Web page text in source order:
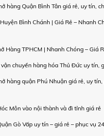
hàng Quận Bình Tân giá rẻ, uy tín,
Bình Chánh | Giá Rẻ – Nhanh
Hàng TPHCM | Nhanh Chóng – Giá
chuyển hàng hóa Thủ Đức uy tín,
hàng quận Phú Nhuận giá rẻ, uy tín,
Môn vào nội thành và đi tỉnh giá rẻ
Gò Vấp uy tín – giá rẻ – phục vụ